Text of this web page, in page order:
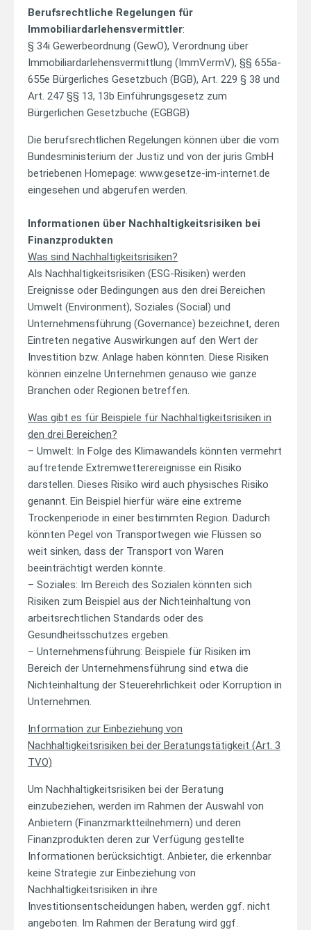
Berufsrechtliche Regelungen für
Immobiliardarlehensvermittler:
§ 34i Gewerbeordnung (GewO), Verordnung über
Immobiliardarlehensvermittlung (ImmVermV), §§ 655a-
655e Bürgerliches Gesetzbuch (BGB), Art. 229 § 38 und
Art. 247 §§ 13, 13b Einführungsgesetz zum
Bürgerlichen Gesetzbuche (EGBGB)
Die berufsrechtlichen Regelungen können über die vom
Bundesministerium der Justiz und von der juris GmbH
betriebenen Homepage: www.gesetze-im-internet.de
eingesehen und abgerufen werden.
Informationen über Nachhaltigkeitsrisiken bei
Finanzprodukten
Was sind Nachhaltigkeitsrisiken?
Als Nachhaltigkeitsrisiken (ESG-Risiken) werden
Ereignisse oder Bedingungen aus den drei Bereichen
Umwelt (Environment), Soziales (Social) und
Unternehmensführung (Governance) bezeichnet, deren
Eintreten negative Auswirkungen auf den Wert der
Investition bzw. Anlage haben könnten. Diese Risiken
können einzelne Unternehmen genauso wie ganze
Branchen oder Regionen betreffen.
Was gibt es für Beispiele für Nachhaltigkeitsrisiken in
den drei Bereichen?
– Umwelt: In Folge des Klimawandels könnten vermehrt
auftretende Extremwetterereignisse ein Risiko
darstellen. Dieses Risiko wird auch physisches Risiko
genannt. Ein Beispiel hierfür wäre eine extreme
Trockenperiode in einer bestimmten Region. Dadurch
könnten Pegel von Transportwegen wie Flüssen so
weit sinken, dass der Transport von Waren
beeinträchtigt werden könnte.
– Soziales: Im Bereich des Sozialen könnten sich
Risiken zum Beispiel aus der Nichteinhaltung von
arbeitsrechtlichen Standards oder des
Gesundheitsschutzes ergeben.
– Unternehmensführung: Beispiele für Risiken im
Bereich der Unternehmensführung sind etwa die
Nichteinhaltung der Steuerehrlichkeit oder Korruption in
Unternehmen.
Information zur Einbeziehung von
Nachhaltigkeitsrisiken bei der Beratungstätigkeit (Art. 3
TVO)
Um Nachhaltigkeitsrisiken bei der Beratung
einzubeziehen, werden im Rahmen der Auswahl von
Anbietern (Finanzmarktteilnehmern) und deren
Finanzprodukten deren zur Verfügung gestellte
Informationen berücksichtigt. Anbieter, die erkennbar
keine Strategie zur Einbeziehung von
Nachhaltigkeitsrisiken in ihre
Investitionsentscheidungen haben, werden ggf. nicht
angeboten. Im Rahmen der Beratung wird ggf.